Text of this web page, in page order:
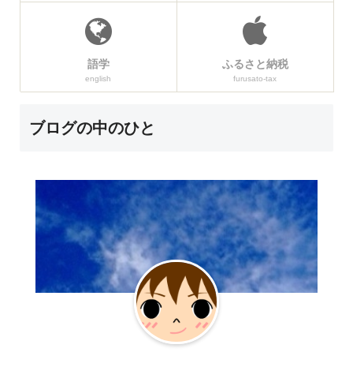
語学
english
ふるさと納税
furusato-tax
ブログの中のひと